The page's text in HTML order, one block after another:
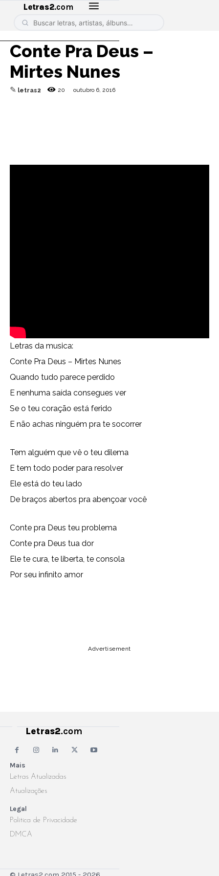
Letras2.com
Conte Pra Deus –
Mirtes Nunes
✎ letras2 20 outubro 6, 2016
Letras da musica:
Conte Pra Deus – Mirtes Nunes
Quando tudo parece perdido
E nenhuma saída consegues ver
Se o teu coração está ferido
E não achas ninguém pra te socorrer
Tem alguém que vê o teu dilema
E tem todo poder para resolver
Ele está do teu lado
De braços abertos pra abençoar você
Conte pra Deus teu problema
Conte pra Deus tua dor
Ele te cura, te liberta, te consola
Por seu infinito amor
Advertisement
Mais
Letras Atualizadas
Atualizações
Legal
Politica de Privacidade
DMCA
Letras2.com